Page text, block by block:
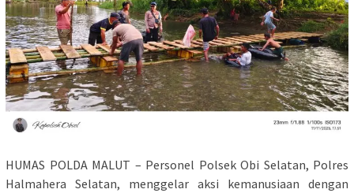
HUMAS POLDA MALUT – Personel Polsek Obi Selatan, Polres
Halmahera Selatan, menggelar aksi kemanusiaan dengan